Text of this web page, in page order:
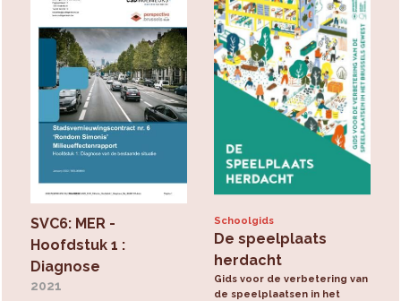
SVC6: MER -
Hoofdstuk 1 :
Diagnose
2021
Schoolgids
De speelplaats
herdacht
Gids voor de verbetering van
de speelplaatsen in het